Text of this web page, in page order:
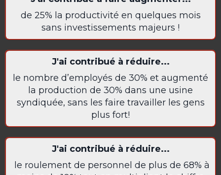
de 25% la productivité en quelques mois
sans investissements majeurs !
J'ai contribué à réduire...
le nombre d’employés de 30% et augmenté
la production de 30% dans une usine
syndiquée, sans les faire travailler les gens
plus fort!
J'ai contribué à réduire...
le roulement de personnel de plus de 68% à